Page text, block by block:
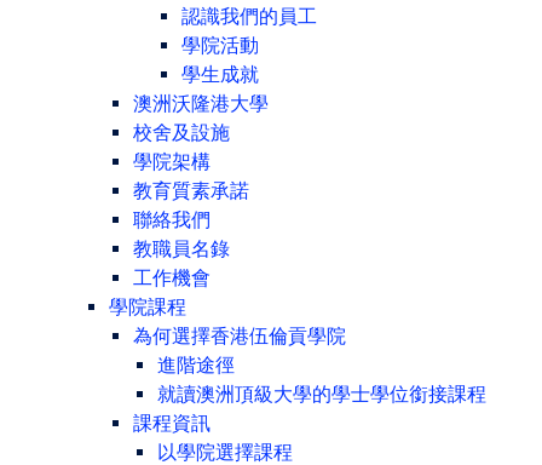
認識我們的員工
學院活動
學生成就
澳洲沃隆港大學
校舍及設施
學院架構
教育質素承諾
聯絡我們
教職員名錄
工作機會
學院課程
為何選擇香港伍倫貢學院
進階途徑
就讀澳洲頂級大學的學士學位銜接課程
課程資訊
以學院選擇課程